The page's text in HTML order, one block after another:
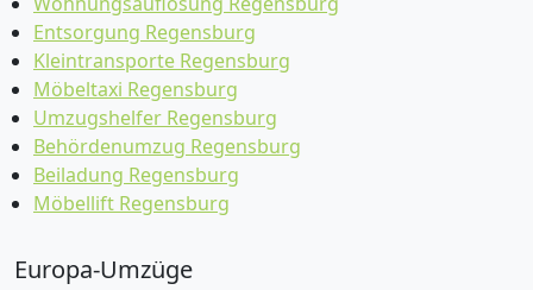
Entsorgung Regensburg
Kleintransporte Regensburg
Möbeltaxi Regensburg
Umzugshelfer Regensburg
Behördenumzug Regensburg
Beiladung Regensburg
Möbellift Regensburg
Europa-Umzüge